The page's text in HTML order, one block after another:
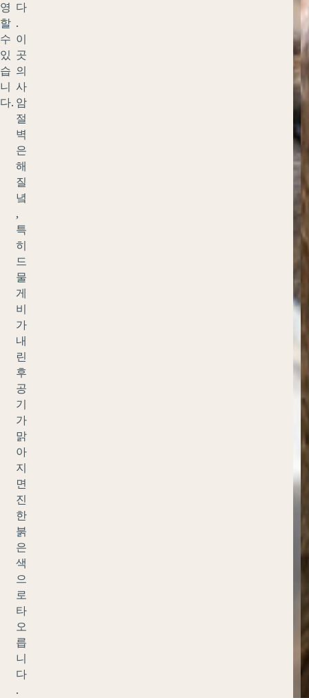
영
할
수
있
습
니
다.
다
.
이
곳
의
사
암
절
벽
은
해
질
녘
,
특
히
드
물
게
비
가
내
린
후
공
기
가
맑
아
지
면
진
한
붉
은
색
으
로
타
오
릅
니
다
.